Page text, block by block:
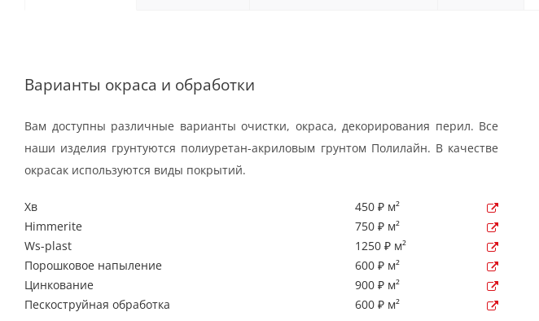
Варианты окраса и обработки
Вам доступны различные варианты очистки, окраса, декорирования перил. Все
наши изделия грунтуются полиуретан-акриловым грунтом Полилайн. В качестве
окрасак используются виды покрытий.
Хв
450 ₽ м²
Himmerite
750 ₽ м²
Ws-plast
1250 ₽ м²
Порошковое напыление
600 ₽ м²
Цинкование
900 ₽ м²
Пескоструйная обработка
600 ₽ м²